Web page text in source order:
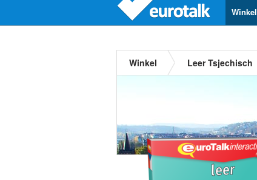
Winkel
Winkel Leer Tsjechisch